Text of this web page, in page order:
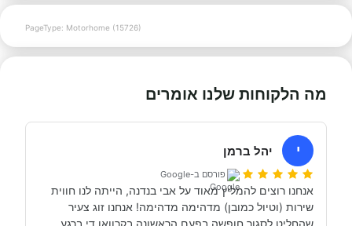
PageType: Motorhome (15726)
מה הלקוחות שלנו אומרים
י יהל ברמן
פורסם ב-Google